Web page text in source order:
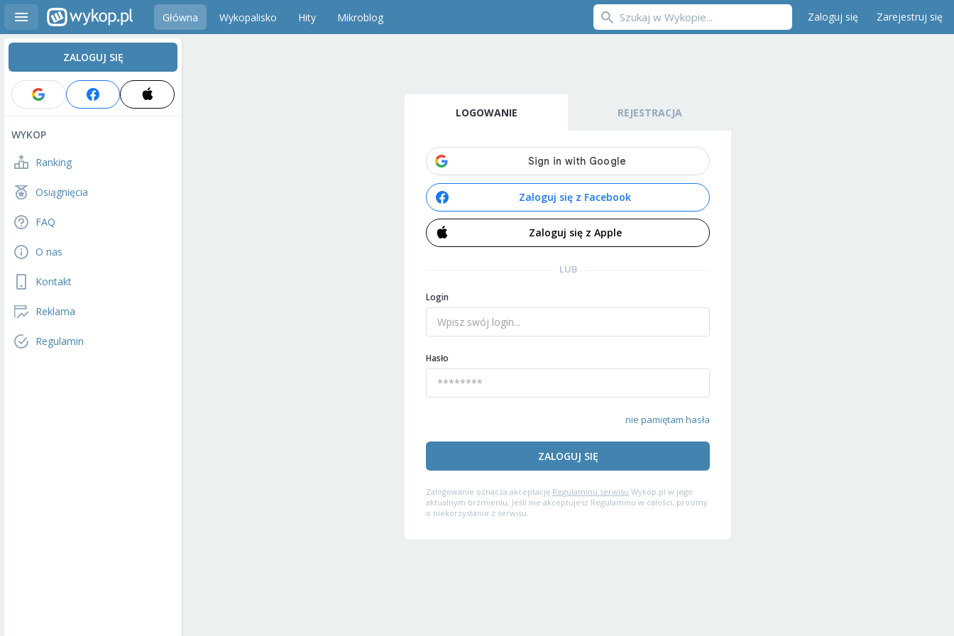
Główna Wykopalisko Hity Mikroblog Zaloguj się Zarejestruj się
ZALOGUJ SIĘ
WYKOP
Ranking
Osiągnięcia
FAQ
O nas
Kontakt
Reklama
Regulamin
LOGOWANIE REJESTRACJA
Zaloguj się z Facebook
Zaloguj się z Apple
LUB
Login
Hasło
nie pamiętam hasła
ZALOGUJ SIĘ
Zalogowanie oznacza akceptację Regulaminu serwisu Wykop.pl w jego
aktualnym brzmieniu. Jeśli nie akceptujesz Regulaminu w całości, prosimy
o niekorzystanie z serwisu.